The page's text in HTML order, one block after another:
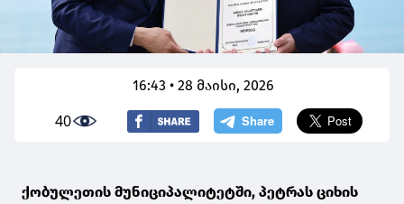
16:43 • 28 მაისი, 2026
40
ქობულეთის მუნიციპალიტეტში, პეტრას ციხის